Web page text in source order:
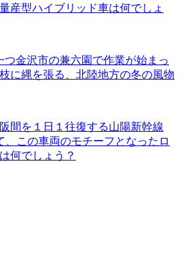
産型ハイブリッド車は何でしょ
つ金沢市の兼六園で作業が始まっ
に縄を張る、北陸地方の冬の風物
間を１日１往復する山陽新幹線
、この車両のモチーフとなったロ
何でしょう？